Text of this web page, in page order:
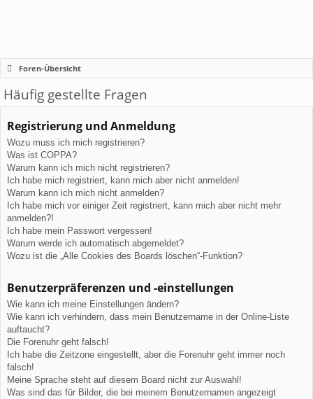
Foren-Übersicht
Häufig gestellte Fragen
Registrierung und Anmeldung
Wozu muss ich mich registrieren?
Was ist COPPA?
Warum kann ich mich nicht registrieren?
Ich habe mich registriert, kann mich aber nicht anmelden!
Warum kann ich mich nicht anmelden?
Ich habe mich vor einiger Zeit registriert, kann mich aber nicht mehr
anmelden?!
Ich habe mein Passwort vergessen!
Warum werde ich automatisch abgemeldet?
Wozu ist die „Alle Cookies des Boards löschen“-Funktion?
Benutzerpräferenzen und -einstellungen
Wie kann ich meine Einstellungen ändern?
Wie kann ich verhindern, dass mein Benutzername in der Online-Liste
auftaucht?
Die Forenuhr geht falsch!
Ich habe die Zeitzone eingestellt, aber die Forenuhr geht immer noch
falsch!
Meine Sprache steht auf diesem Board nicht zur Auswahl!
Was sind das für Bilder, die bei meinem Benutzernamen angezeigt